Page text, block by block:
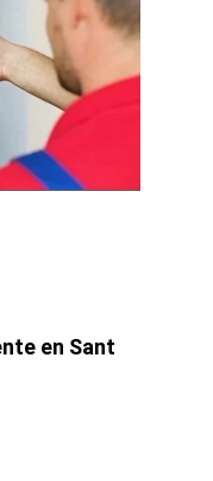
en Sant